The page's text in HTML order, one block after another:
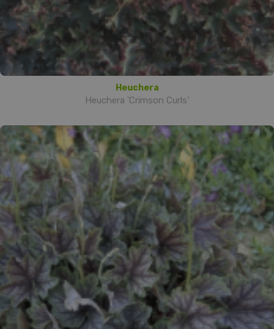
Heuchera
Heuchera 'Crimson Curls'